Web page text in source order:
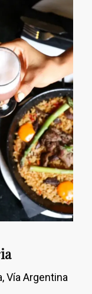
Vía Argentina